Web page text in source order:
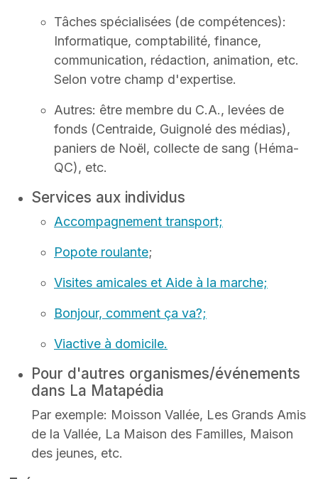
Tâches spécialisées (de compétences):
Informatique, comptabilité, finance,
communication, rédaction, animation, etc.
Selon votre champ d'expertise.
Autres: être membre du C.A., levées de
fonds (Centraide, Guignolé des médias),
paniers de Noël, collecte de sang (Héma-
QC), etc.
Services aux individus
Accompagnement transport;
Popote roulante;
Visites amicales et Aide à la marche;
Bonjour, comment ça va?;
Viactive à domicile.
Pour d'autres organismes/événements
dans La Matapédia
Par exemple: Moisson Vallée, Les Grands Amis
de la Vallée, La Maison des Familles, Maison
des jeunes, etc.